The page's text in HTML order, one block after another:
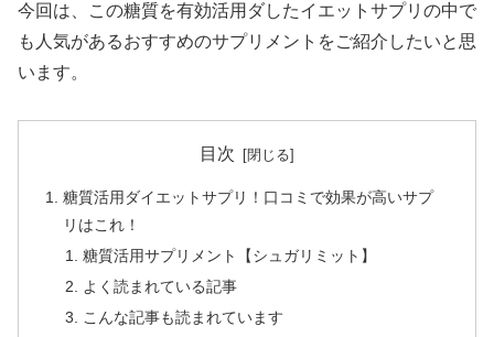
今回は、この糖質を有効活用ダしたイエットサプリの中で
も人気があるおすすめのサプリメントをご紹介したいと思
います。
目次
糖質活用ダイエットサプリ！口コミで効果が高いサプ
リはこれ！
糖質活用サプリメント【シュガリミット】
よく読まれている記事
こんな記事も読まれています